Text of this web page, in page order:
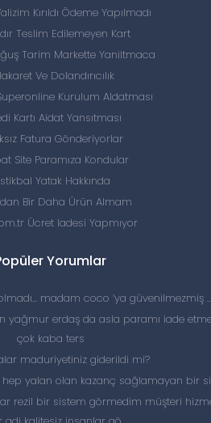
Kırıldı Ödeme Yapılmadı
Teslim Edilemeyen Kart
Tarim Markette Yaniltmaca
Ve Dolandırıcılık
Kurulum Aldatması
Kartı Aidat Yansıtması
Fatura Gönderiyorlar
Site Paramıza Kondular
Yatak Hakkında
Bir Daha Ürün Almam
Ücret Iadesi Yapmıyor
Yorumlar
madam coco ‘ya güvenilmezmiş
yağmur erdaş da asla paramı iade
çok kaba ters
maduriyetiniz giderildi mi?
yalan olan kazanç sağlamayan bir
rezil bir sistem görmedim müşteri